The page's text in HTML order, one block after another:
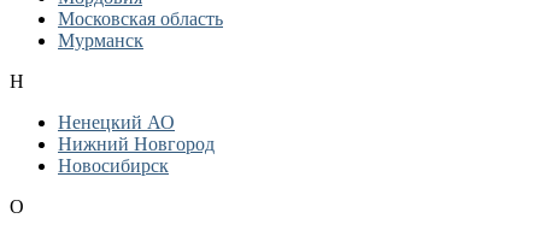
Московская область
Мурманск
Н
Ненецкий АО
Нижний Новгород
Новосибирск
О